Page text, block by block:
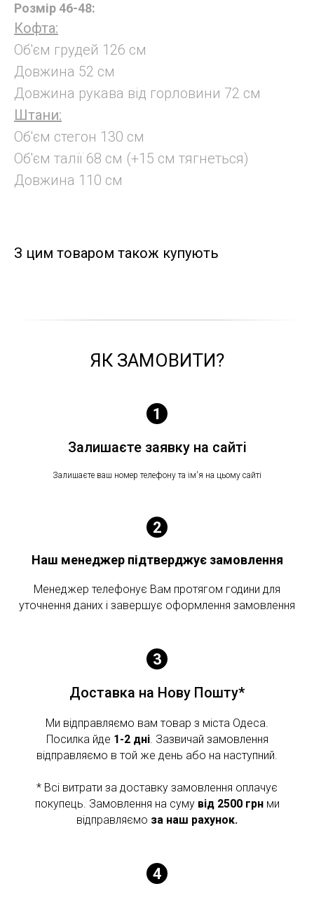
Розмір 46-48:
Кофта:
Об'єм грудей 126 см
Довжина 52 см
Довжина рукава від горловини 72 см
Штани:
Об'єм стегон 130 см
Об'єм талії 68 см (+15 см тягнеться)
Довжина 110 см
З цим товаром також купують
ЯК ЗАМОВИТИ?
Залишаєте заявку на сайті
Залишаєте ваш номер телефону та ім'я на цьому сайті
Наш менеджер підтверджує замовлення
Менеджер телефонує Вам протягом години для
уточнення даних і завершує оформлення замовлення
Доставка на Нову Пошту*
Ми відправляємо вам товар з міста Одеса.
Посилка йде 1-2 дні. Зазвичай замовлення
відправляємо в той же день або на наступний.
* Всі витрати за доставку замовлення оплачує
покупець. Замовлення на суму від 2500 грнми
відправляємо за наш рахунок.